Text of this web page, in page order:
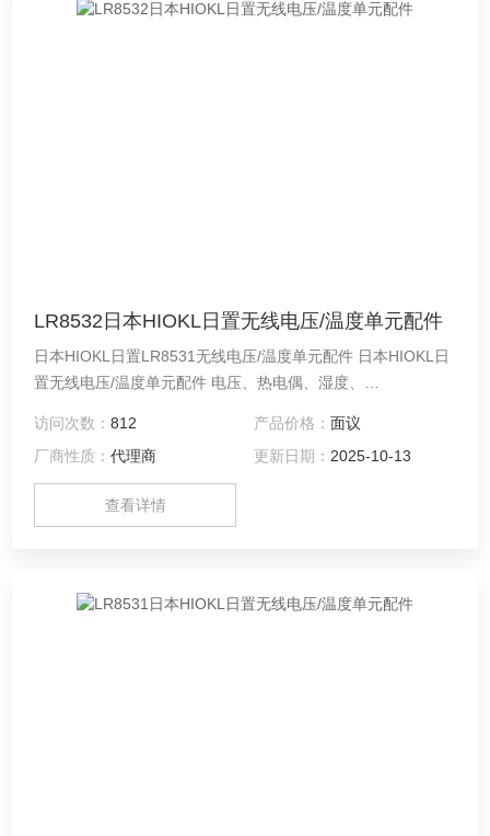
LR8532日本HIOKL日置无线电压/温度单元配件
日本HIOKL日置LR8531无线电压/温度单元配件 日本HIOKL日
置无线电压/温度单元配件 电压、热电偶、湿度、
访问次数：812 产品价格： 面议
厂商性质：代理商 更新日期： 2025-10-13
查看详情